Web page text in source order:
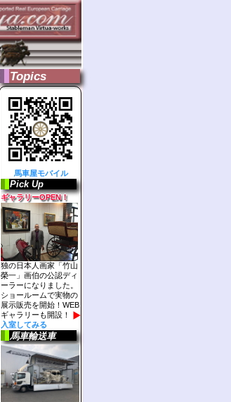
Topics
馬車屋モバイル
Pick Up
ギャラリーOPEN！
独の日本人画家「竹山
榮一」画伯の公認ディ
ーラーになりました。
ショールームで実物の
展示販売を開始！WEB
ギャラリーも開設！
入室してみる
馬車輸送車